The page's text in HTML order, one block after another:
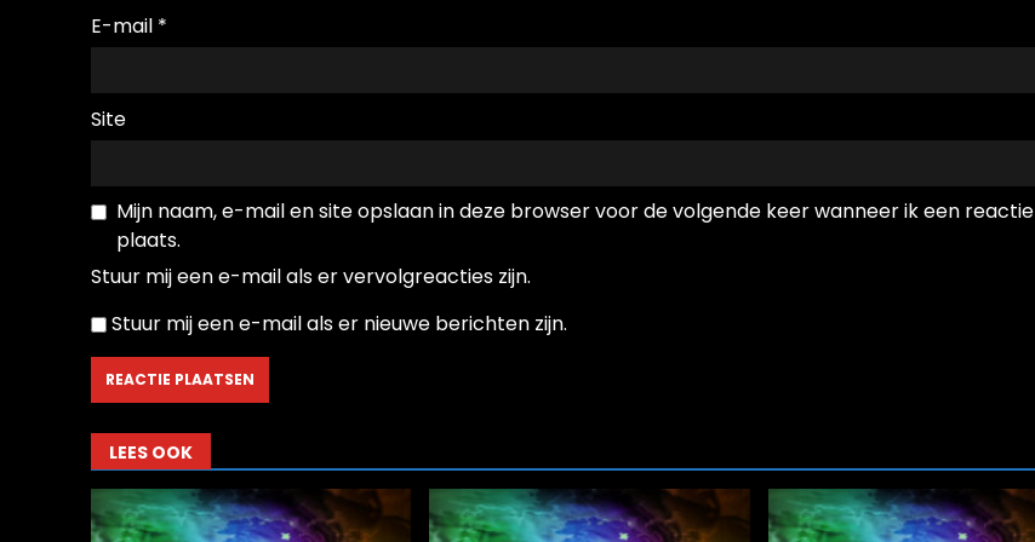
E-mail *
Site
Mijn naam, e-mail en site opslaan in deze browser voor de volgende keer wanneer ik een reactie
plaats.
Stuur mij een e-mail als er vervolgreacties zijn.
Stuur mij een e-mail als er nieuwe berichten zijn.
LEES OOK